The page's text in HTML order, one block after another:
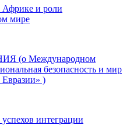
и роли
мире
(о Международном
безопасность и мир
Евразии» )
интеграции